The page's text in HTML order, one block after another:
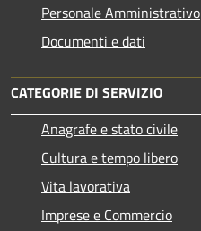
Personale Amministrativo
Documenti e dati
CATEGORIE DI SERVIZIO
Anagrafe e stato civile
Cultura e tempo libero
Vita lavorativa
Imprese e Commercio